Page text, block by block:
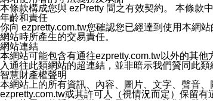
2.點選「隱私設定」
3.點選「提供使用資料」
4.點選「LINE通知型訊息」
5.開關「接收LINE通知型訊息」
❗️關閉「接收通知型訊息」後，將不會接收到
本條款構成您與 ezPretty 間之有效契約。 本條款
年齡和責任
你向 ezpretty.com.tw您確認您已經達到使用本網
網站時所產生的交易責任。
網站連結
本網站可能包含有通往ezpretty.com.tw以外的其
入通往此類網站的超連結，並非暗示我們贊同此
智慧財產權聲明
本網站上的所有資訊、內容、圖片、文字、聲音
ezpretty.com.tw或其許可人（視情況而定）保留